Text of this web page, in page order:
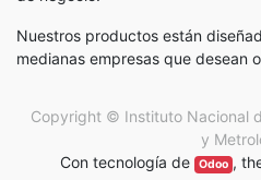
Nuestros productos están
medianas empresas que desean
Copyright © Instituto Nacional
y
Con tecnología de
Odoo ,